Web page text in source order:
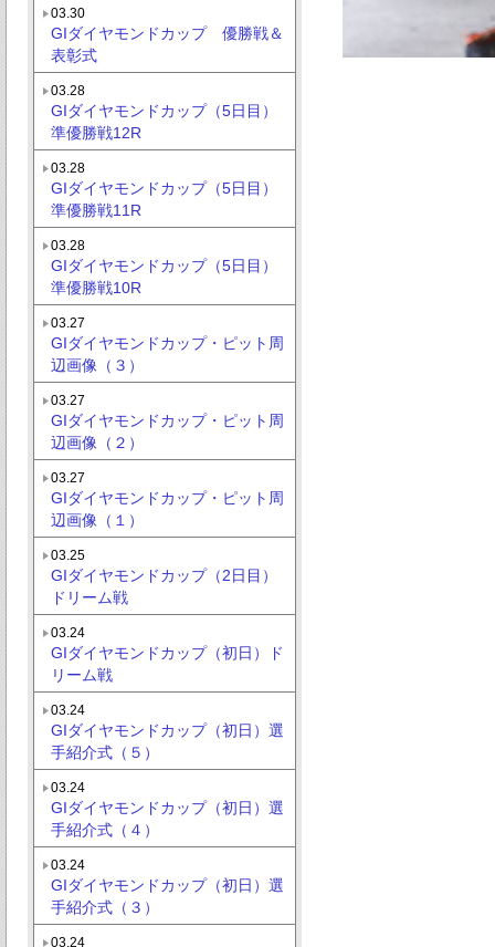
03.30
GIダイヤモンドカップ 優勝戦＆
表彰式
03.28
GIダイヤモンドカップ（5日目）
準優勝戦12R
03.28
GIダイヤモンドカップ（5日目）
準優勝戦11R
03.28
GIダイヤモンドカップ（5日目）
準優勝戦10R
03.27
GIダイヤモンドカップ・ピット周
辺画像（３）
03.27
GIダイヤモンドカップ・ピット周
辺画像（２）
03.27
GIダイヤモンドカップ・ピット周
辺画像（１）
03.25
GIダイヤモンドカップ（2日目）
ドリーム戦
03.24
GIダイヤモンドカップ（初日）ド
リーム戦
03.24
GIダイヤモンドカップ（初日）選
手紹介式（５）
03.24
GIダイヤモンドカップ（初日）選
手紹介式（４）
03.24
GIダイヤモンドカップ（初日）選
手紹介式（３）
03.24